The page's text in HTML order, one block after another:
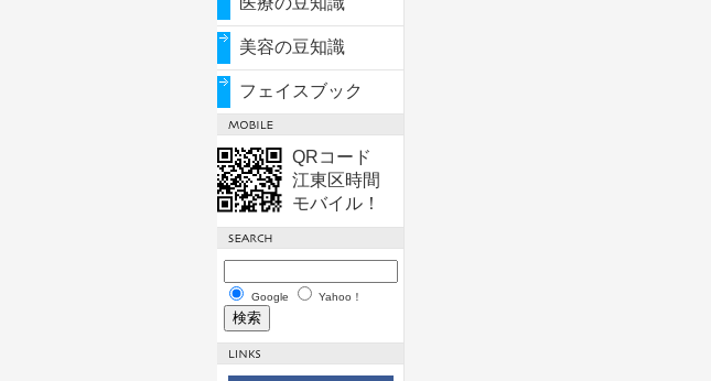
美容の豆知識
フェイスブック
QRコード
江東区時間
モバイル！
Google Yahoo！